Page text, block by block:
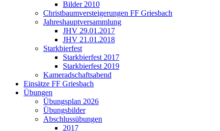
Bilder 2010
Christbaumversteigerungen FF Griesbach
Jahreshauptversammlung
JHV 29.01.2017
JHV 21.01.2018
Starkbierfest
Starkbierfest 2017
Starkbierfest 2019
Kameradschaftsabend
Einsätze FF Griesbach
Übungen
Übungsplan 2026
Übungsbilder
Abschlussübungen
2017